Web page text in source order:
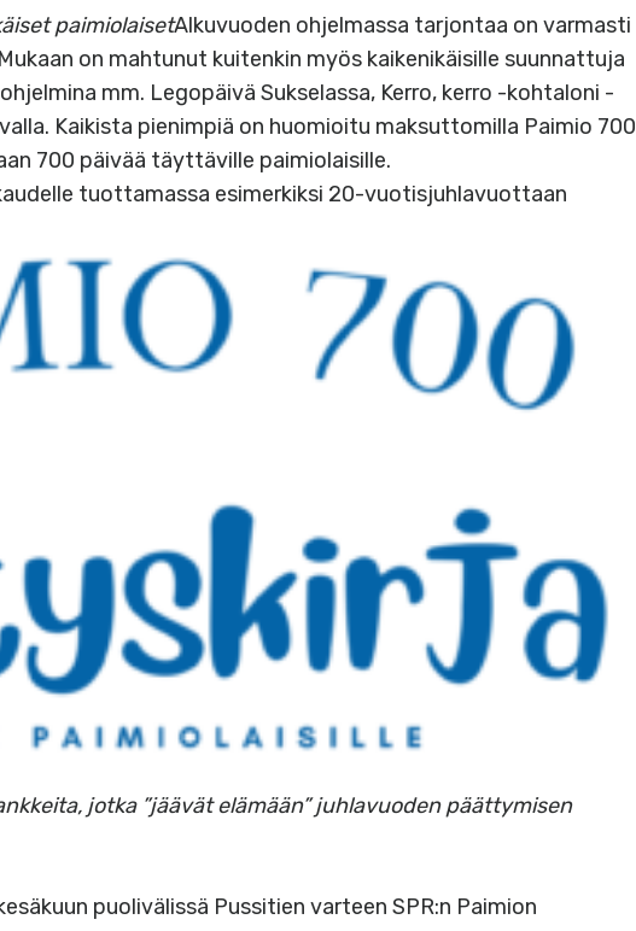
paimiolaisetAlkuvuoden ohjelmassa tarjontaa on varmasti
on mahtunut kuitenkin myös kaikenikäisille suunnattuja
mm. Legopäivä Sukselassa, Kerro, kerro -kohtaloni -
Kaikista pienimpiä on huomioitu maksuttomilla Paimio 700
700 päivää täyttäville paimiolaisille.
tuottamassa esimerkiksi 20-vuotisjuhlavuottaan
jotka ”jäävät elämään” juhlavuoden päättymisen
puolivälissä Pussitien varteen SPR:n Paimion